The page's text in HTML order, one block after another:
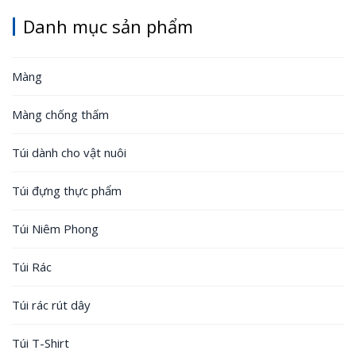
Danh mục sản phẩm
Màng
Màng chống thấm
Túi dành cho vật nuôi
Túi đựng thực phẩm
Túi Niêm Phong
Túi Rác
Túi rác rút dây
Túi T-Shirt